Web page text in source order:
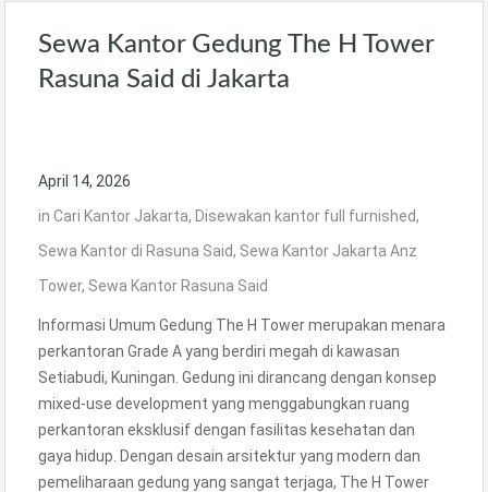
Sewa Kantor Gedung The H Tower
Rasuna Said di Jakarta
April 14, 2026
in Cari Kantor Jakarta, Disewakan kantor full furnished,
Sewa Kantor di Rasuna Said, Sewa Kantor Jakarta Anz
Tower, Sewa Kantor Rasuna Said
Informasi Umum Gedung The H Tower merupakan menara
perkantoran Grade A yang berdiri megah di kawasan
Setiabudi, Kuningan. Gedung ini dirancang dengan konsep
mixed-use development yang menggabungkan ruang
perkantoran eksklusif dengan fasilitas kesehatan dan
gaya hidup. Dengan desain arsitektur yang modern dan
pemeliharaan gedung yang sangat terjaga, The H Tower